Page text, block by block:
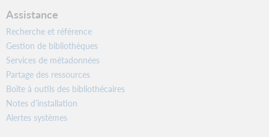
Assistance
Recherche et référence
Gestion de bibliothèques
Services de métadonnées
Partage des ressources
Boîte à outils des bibliothécaires
Notes d’installation
Alertes systèmes